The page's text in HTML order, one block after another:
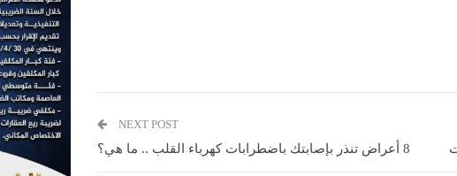
NEXT POST
8 أعراض تنذر بإصابتك باضطرابات كهرباء القلب .. ما هي؟